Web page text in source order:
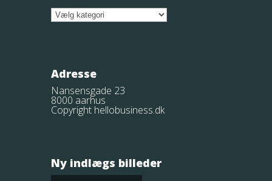
Kategorier
Adresse
Nansensgade 23
8000 aarhus
Copyright hellobusiness.dk
Ny indlægs billeder